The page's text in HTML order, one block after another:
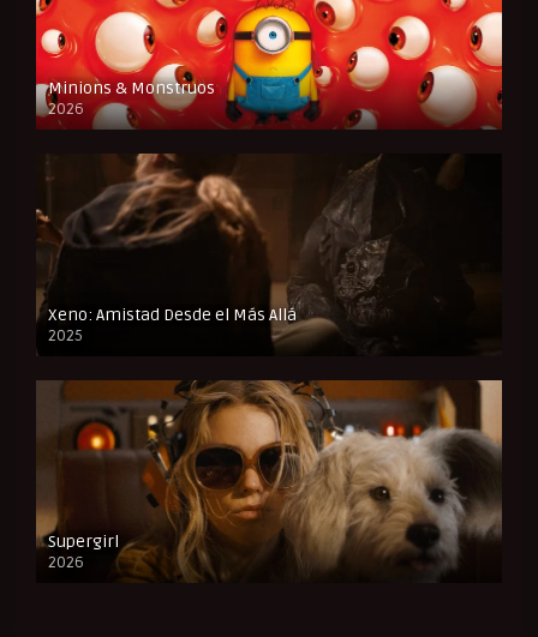
Minions & Monstruos
2026
CAM
Xeno: Amistad Desde el Más Allá
2025
FULL HD
Supergirl
2026
FULL HD